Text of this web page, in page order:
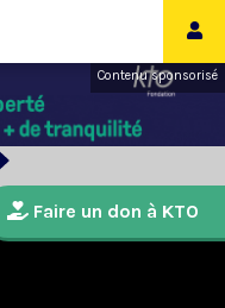
Contenu sponsorisé
Faire un don à KTO